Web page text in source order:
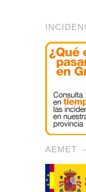
AEMET